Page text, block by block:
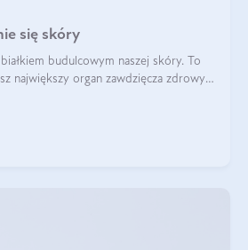
się skóry
budulcowym naszej skóry. To
największy organ zawdzięcza zdrowy